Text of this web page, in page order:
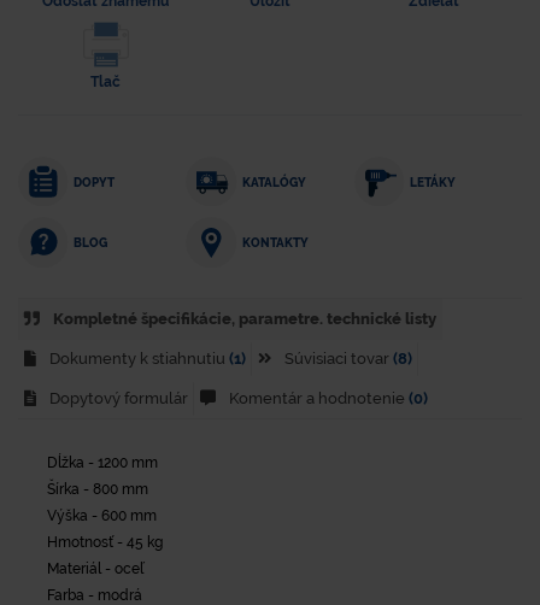
Tlač
DOPYT KATALÓGY LETÁKY
BLOG KONTAKTY
Kompletné špecifikácie, parametre. technické listy
Dokumenty k stiahnutiu (1) Súvisiaci tovar (8)
Dopytový formulár Komentár a hodnotenie (0)
Dĺžka - 1200 mm
Šírka - 800 mm
Výška - 600 mm
Hmotnosť - 45 kg
Materiál - oceľ
Farba - modrá